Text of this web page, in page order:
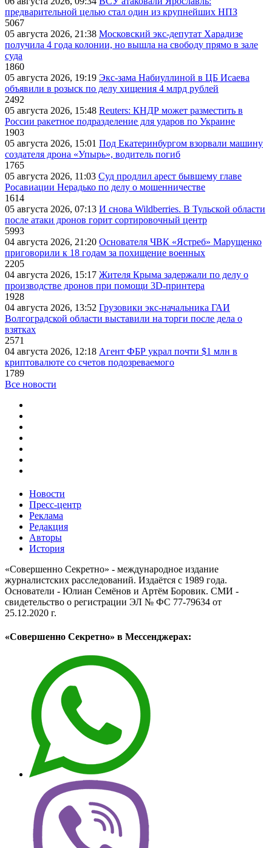
предварительной целью стал один из крупнейших НПЗ
5067
05 августа 2026, 21:38 Московский экс-депутат Харадизе
получила 4 года колонии, но вышла на свободу прямо в зале
суда
1860
05 августа 2026, 19:19 Экс-зама Набиуллиной в ЦБ Исаева
объявили в розыск по делу хищения 4 млрд рублей
2492
05 августа 2026, 15:48 Reuters: КНДР может разместить в
России ракетное подразделение для ударов по Украине
1903
05 августа 2026, 15:01 Под Екатеринбургом взорвали машину
создателя дрона «Упырь», водитель погиб
1765
05 августа 2026, 11:03 Суд продлил арест бывшему главе
Росавиации Нерадько по делу о мошенничестве
1614
05 августа 2026, 07:13 И снова Wildberries. В Тульской области
после атаки дронов горит сортировочный центр
5993
04 августа 2026, 21:20 Основателя ЧВК «Ястреб» Марущенко
приговорили к 18 годам за похищение военных
2205
04 августа 2026, 15:17 Жителя Крыма задержали по делу о
производстве дронов при помощи 3D‑принтера
1928
04 августа 2026, 13:52 Грузовики экс-начальника ГАИ
Волгоградской области выставили на торги после дела о
взятках
2571
04 августа 2026, 12:18 Агент ФБР украл почти $1 млн в
криптовалюте со счетов подозреваемого
1789
Все новости
Новости
Пресс-центр
Реклама
Редакция
Авторы
История
«Совершенно Секретно» - международное издание
журналистских расследований. Издаётся с 1989 года.
Основатели - Юлиан Семёнов и Артём Боровик. CМИ -
свидетельство о регистрации ЭЛ № ФС 77-79634 от
25.12.2020 г.
«Совершенно Секретно» в Мессенджерах: